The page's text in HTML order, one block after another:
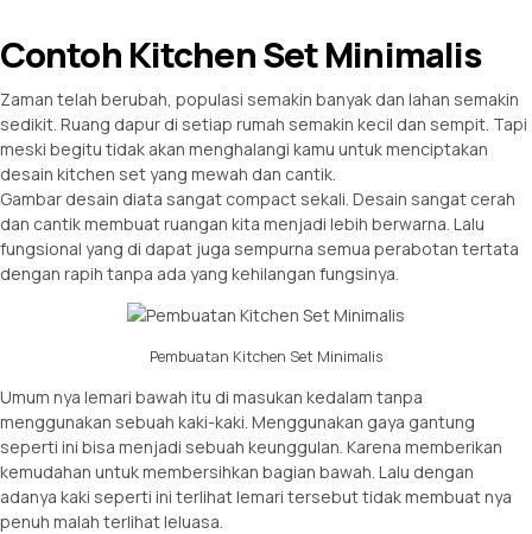
Contoh Kitchen Set Minimalis
Zaman telah berubah, populasi semakin banyak dan lahan semakin
sedikit. Ruang dapur di setiap rumah semakin kecil dan sempit. Tapi
meski begitu tidak akan menghalangi kamu untuk menciptakan
desain kitchen set yang mewah dan cantik.
Gambar desain diata sangat compact sekali. Desain sangat cerah
dan cantik membuat ruangan kita menjadi lebih berwarna. Lalu
fungsional yang di dapat juga sempurna semua perabotan tertata
dengan rapih tanpa ada yang kehilangan fungsinya.
Pembuatan Kitchen Set Minimalis
Umum nya lemari bawah itu di masukan kedalam tanpa
menggunakan sebuah kaki-kaki. Menggunakan gaya gantung
seperti ini bisa menjadi sebuah keunggulan. Karena memberikan
kemudahan untuk membersihkan bagian bawah. Lalu dengan
adanya kaki seperti ini terlihat lemari tersebut tidak membuat nya
penuh malah terlihat leluasa.